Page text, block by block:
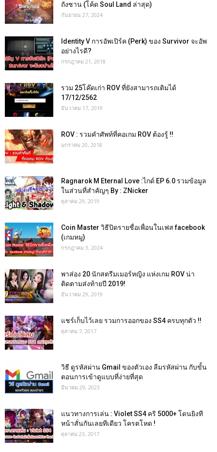
ถังซาน (โค้ด Soul Land ล่าสุด)
กันยายน 27, 2024
Identity V การอัพเปิร์ค (Perk) ของ Survivor จะอัพ
อย่างไรดี?
กรกฎาคม 21, 2018
รวม 25โค๊ดเก่า ROV ที่ยังสามารถเติมได้
17/12/2562
ธันวาคม 17, 2019
ROV : รวมคำศัพท์ที่คอเกม ROV ต้องรู้ !!
มกราคม 20, 2018
Ragnarok M Eternal Love :ไกด์ EP 6.0 รวมข้อมูล
ในส่วนที่สำคัญๆ By : ZNicker
ตุลาคม 29, 2019
Coin Master วิธีปิดรายชื่อเพื่อนในเฟส facebook
(เกมหมู)
กรกฎาคม 3, 2024
พาส่อง 20 นักสตรีมเมอร์หญิง แห่งเกม ROV น่า
ติดตามส่งท้ายปี 2019!
ธันวาคม 29, 2019
แชร์เก็บไว้เลย รวมการออกของ SS4 ครบทุกตัว !!
ตุลาคม 7, 2017
วิธี ดูรหัสผ่าน Gmail ของตัวเอง ลืมรหัสผ่าน กับขั้น
ตอนการเข้าดูแบบที่ง่ายที่สุด
มีนาคม 29, 2023
แนวทางการเล่น : Violet SS4 คริ 5000+ โดนยิงที
หน้าสั่นกันเลยทีเดียว โครตโหด !
ตุลาคม 23, 2017